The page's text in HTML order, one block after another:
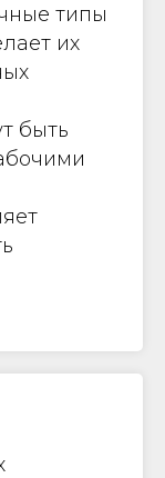
типы
их
быть